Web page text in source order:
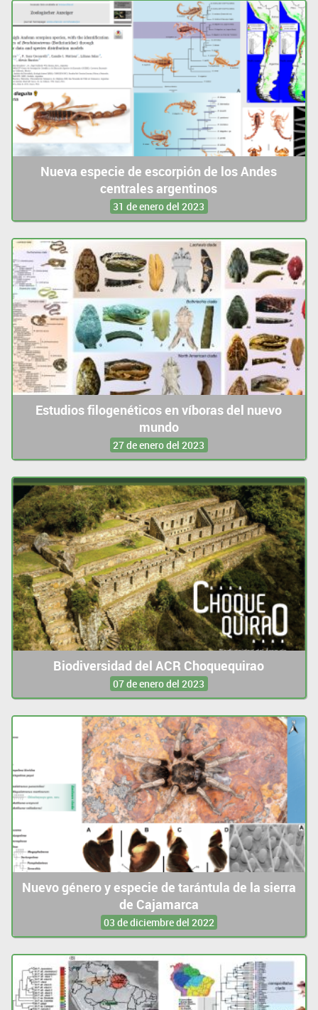
Nueva especie de escorpión de los Andes
centrales argentinos
31 de enero del 2023
Estudios filogenéticos en víboras del nuevo
mundo
27 de enero del 2023
Biodiversidad del ACR Choquequirao
07 de enero del 2023
Nuevo género y especie de tarántula de la sierra
de Cajamarca
03 de diciembre del 2022